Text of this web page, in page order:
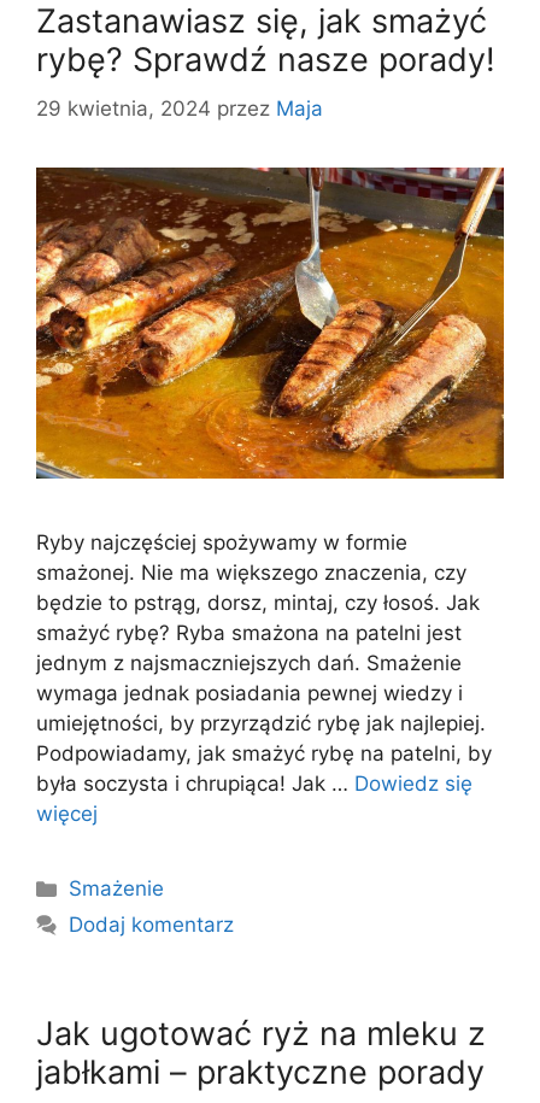
Zastanawiasz się, jak smażyć
rybę? Sprawdź nasze porady!
29 kwietnia, 2024 przez Maja
Ryby najczęściej spożywamy w formie
smażonej. Nie ma większego znaczenia, czy
będzie to pstrąg, dorsz, mintaj, czy łosoś. Jak
smażyć rybę? Ryba smażona na patelni jest
jednym z najsmaczniejszych dań. Smażenie
wymaga jednak posiadania pewnej wiedzy i
umiejętności, by przyrządzić rybę jak najlepiej.
Podpowiadamy, jak smażyć rybę na patelni, by
była soczysta i chrupiąca! Jak … Dowiedz się
więcej
Kategorie
Smażenie
Dodaj komentarz
Jak ugotować ryż na mleku z
jabłkami – praktyczne porady